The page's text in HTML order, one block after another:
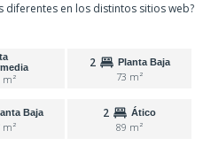
diferentes en los distintos sitios web?
m²
2 Planta Baja
73 m²
Baja
m²
2 Ático
89 m²